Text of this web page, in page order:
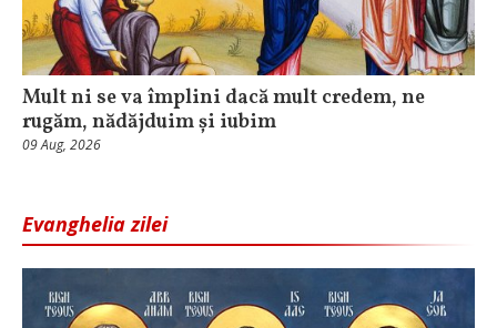
Mult ni se va împlini dacă mult credem, ne
rugăm, nădăjduim și iubim
09 Aug, 2026
Evanghelia zilei